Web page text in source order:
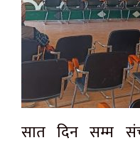
सात दिन सम्म